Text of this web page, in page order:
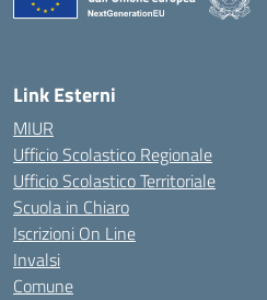
Link Esterni
MIUR
Ufficio Scolastico Regionale
Ufficio Scolastico Territoriale
Scuola in Chiaro
Iscrizioni On Line
Invalsi
Comune